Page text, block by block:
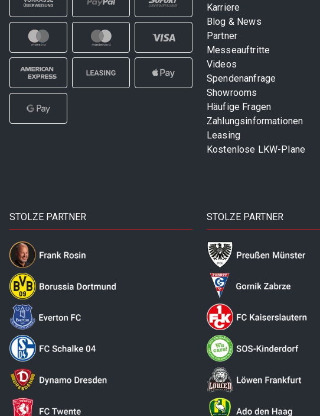
Karriere
Blog & News
Partner
Messeauftritte
Videos
Spendenanfrage
Showrooms
Häufige Fragen
Zahlungsinformationen
Leasing
Kostenlose LKW-Plane
STOLZE PARTNER STOLZE PARTNER